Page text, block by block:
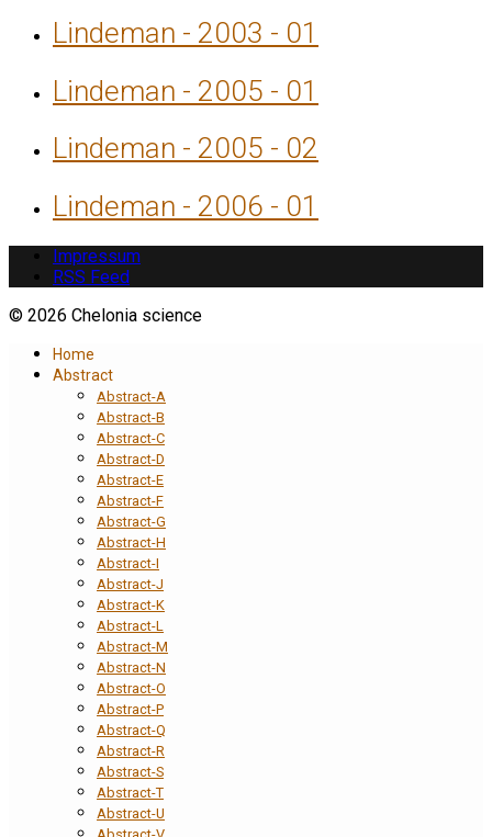
Lindeman - 2003 - 01
Lindeman - 2005 - 01
Lindeman - 2005 - 02
Lindeman - 2006 - 01
Impressum
RSS Feed
© 2026 Chelonia science
Home
Abstract
Abstract-A
Abstract-B
Abstract-C
Abstract-D
Abstract-E
Abstract-F
Abstract-G
Abstract-H
Abstract-I
Abstract-J
Abstract-K
Abstract-L
Abstract-M
Abstract-N
Abstract-O
Abstract-P
Abstract-Q
Abstract-R
Abstract-S
Abstract-T
Abstract-U